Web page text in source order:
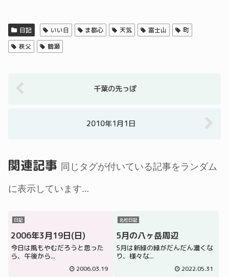
日記 いい日 ま都心 天気 富士山
町
秩父
鶴瀬
千葉の先っぽ
2010年1月1日
関連記事 同じタグが付いている記事をランダム
に表示しています…
日記
2006年3月19日(日)
今日は風もやむだろうと思った
ら、午後から...
2006.03.19
北杜日記
5月の八ヶ岳周辺
5月は新緑の緑がだんだん濃くな
り、様々な...
2022.05.31